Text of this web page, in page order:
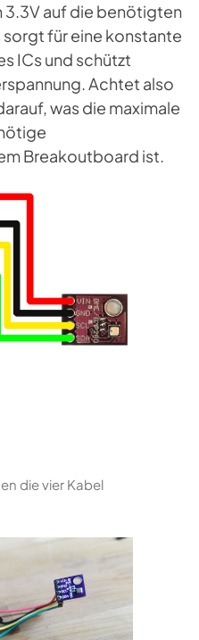
3.3V auf die benötigten
sorgt für eine konstante
ICs und schützt
Achtet also
was die maximale
Breakoutboard ist.
die vier Kabel